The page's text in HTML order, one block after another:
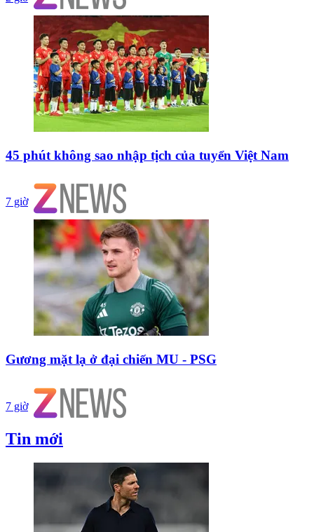
45 phút không sao nhập tịch của tuyển Việt Nam
7 giờ
Gương mặt lạ ở đại chiến MU - PSG
7 giờ
Tin mới